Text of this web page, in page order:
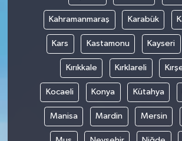
Kahramanmaraş Karabük
Kars Kastamonu Kayseri
Kırıkkale Kırklareli
Kocaeli Konya Kütahya
Manisa Mardin Mersin